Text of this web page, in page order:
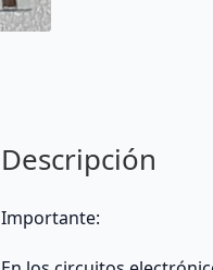
(TV
/
Descripción
Importante: